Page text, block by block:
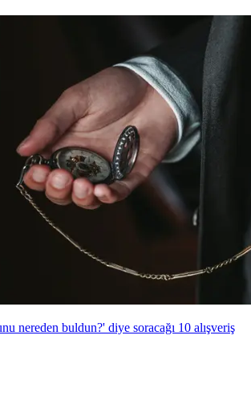
nereden buldun?' diye soracağı 10 alışveriş